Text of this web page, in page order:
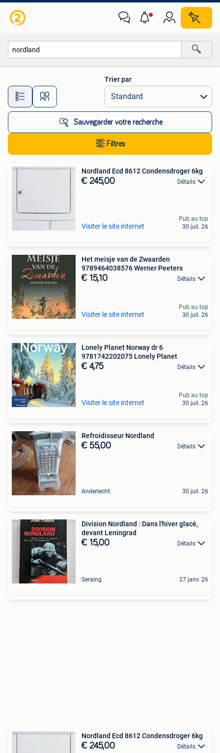
Toutes les distances…
Trier par
Sauvegarder votre recherche
Filtres
Nordland Ecd 8612 Condensdroger 6kg
€ 245,00 Détails
Visiter le site internet
Pub au top
30 juil. 26
Het meisje van de Zwaarden
9789464038576 Werner Peeters
€ 15,10 Détails
Visiter le site internet
Pub au top
30 juil. 26
Lonely Planet Norway dr 6
9781742202075 Lonely Planet
€ 4,75 Détails
Visiter le site internet
Pub au top
30 juil. 26
Refroidisseur Nordland
€ 55,00 Détails
Anderlecht 30 juil. 26
Division Nordland : Dans l'hiver glacé,
devant Leningrad
€ 15,00 Détails
Seraing 27 janv. 26
Nordland Ecd 8612 Condensdroger 6kg
€ 245,00 Détails